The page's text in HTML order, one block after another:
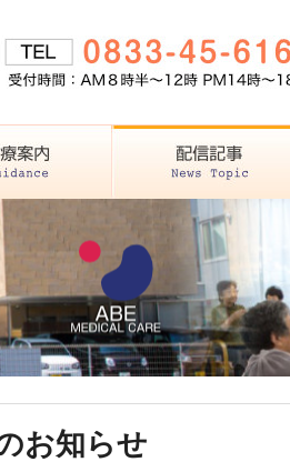
お知らせ